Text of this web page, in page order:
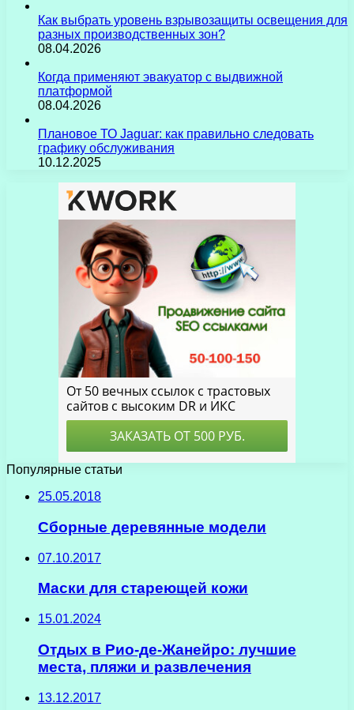
Как выбрать уровень взрывозащиты освещения для
разных производственных зон?
08.04.2026
Когда применяют эвакуатор с выдвижной
платформой
08.04.2026
Плановое ТО Jaguar: как правильно следовать
графику обслуживания
10.12.2025
Популярные статьи
25.05.2018
Сборные деревянные модели
07.10.2017
Маски для стареющей кожи
15.01.2024
Отдых в Рио-де-Жанейро: лучшие
места, пляжи и развлечения
13.12.2017